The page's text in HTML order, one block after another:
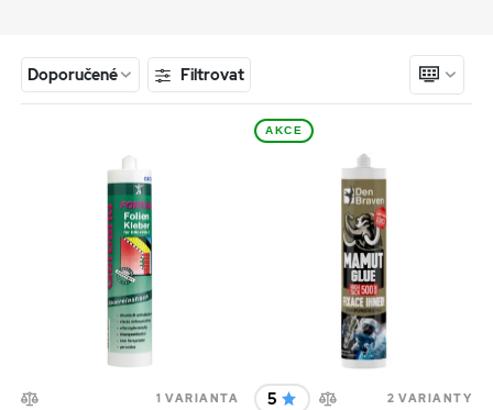
Doporučené Filtrovat
1 VARIANTA
AKCE
5 2 VARIANTY